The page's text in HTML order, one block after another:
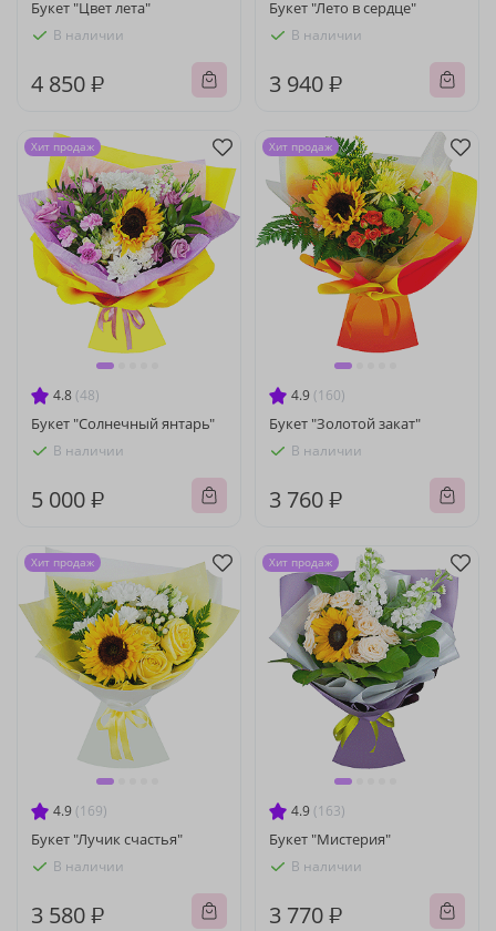
Букет "Цвет лета"
В наличии
4 850 ₽
Букет "Лето в сердце"
В наличии
3 940 ₽
4.8 (48)
Букет "Солнечный янтарь"
В наличии
5 000 ₽
Хит продаж
4.9 (160)
Букет "Золотой закат"
В наличии
3 760 ₽
Хит продаж
4.9 (169)
Букет "Лучик счастья"
В наличии
3 580 ₽
Хит продаж
4.9 (163)
Букет "Мистерия"
В наличии
3 770 ₽
Хит продаж